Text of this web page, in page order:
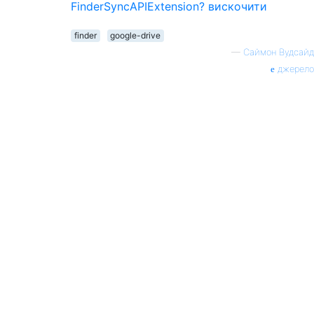
finder
google-drive
— Саймон Вудсайд
джерело